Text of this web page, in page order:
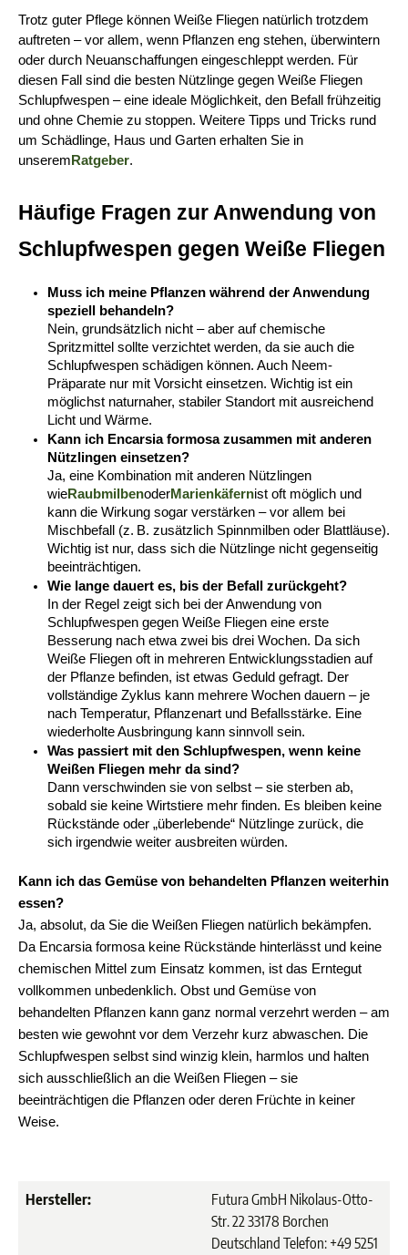
Trotz guter Pflege können Weiße Fliegen natürlich trotzdem
auftreten – vor allem, wenn Pflanzen eng stehen, überwintern
oder durch Neuanschaffungen eingeschleppt werden. Für
diesen Fall sind die besten Nützlinge gegen Weiße Fliegen
Schlupfwespen – eine ideale Möglichkeit, den Befall frühzeitig
und ohne Chemie zu stoppen. Weitere Tipps und Tricks rund
um Schädlinge, Haus und Garten erhalten Sie in
unserem Ratgeber.
Häufige Fragen zur Anwendung von
Schlupfwespen gegen Weiße Fliegen
Muss ich meine Pflanzen während der Anwendung
speziell behandeln?
Nein, grundsätzlich nicht – aber auf chemische
Spritzmittel sollte verzichtet werden, da sie auch die
Schlupfwespen schädigen können. Auch Neem-
Präparate nur mit Vorsicht einsetzen. Wichtig ist ein
möglichst naturnaher, stabiler Standort mit ausreichend
Licht und Wärme.
Kann ich Encarsia formosa zusammen mit anderen
Nützlingen einsetzen?
Ja, eine Kombination mit anderen Nützlingen
wieRaubmilbenoderMarienkäfernist oft möglich und
kann die Wirkung sogar verstärken – vor allem bei
Mischbefall (z. B. zusätzlich Spinnmilben oder Blattläuse).
Wichtig ist nur, dass sich die Nützlinge nicht gegenseitig
beeinträchtigen.
Wie lange dauert es, bis der Befall zurückgeht?
In der Regel zeigt sich bei der Anwendung von
Schlupfwespen gegen Weiße Fliegen eine erste
Besserung nach etwa zwei bis drei Wochen. Da sich
Weiße Fliegen oft in mehreren Entwicklungsstadien auf
der Pflanze befinden, ist etwas Geduld gefragt. Der
vollständige Zyklus kann mehrere Wochen dauern – je
nach Temperatur, Pflanzenart und Befallsstärke. Eine
wiederholte Ausbringung kann sinnvoll sein.
Was passiert mit den Schlupfwespen, wenn keine
Weißen Fliegen mehr da sind?
Dann verschwinden sie von selbst – sie sterben ab,
sobald sie keine Wirtstiere mehr finden. Es bleiben keine
Rückstände oder „überlebende“ Nützlinge zurück, die
sich irgendwie weiter ausbreiten würden.
Kann ich das Gemüse von behandelten Pflanzen weiterhin
essen?
Ja, absolut, da Sie die Weißen Fliegen natürlich bekämpfen.
Da Encarsia formosa keine Rückstände hinterlässt und keine
chemischen Mittel zum Einsatz kommen, ist das Erntegut
vollkommen unbedenklich. Obst und Gemüse von
behandelten Pflanzen kann ganz normal verzehrt werden – am
besten wie gewohnt vor dem Verzehr kurz abwaschen. Die
Schlupfwespen selbst sind winzig klein, harmlos und halten
sich ausschließlich an die Weißen Fliegen – sie
beeinträchtigen die Pflanzen oder deren Früchte in keiner
Weise.
Hersteller:
Futura GmbH Nikolaus-Otto-
Str. 22 33178 Borchen
Deutschland Telefon: +49 5251